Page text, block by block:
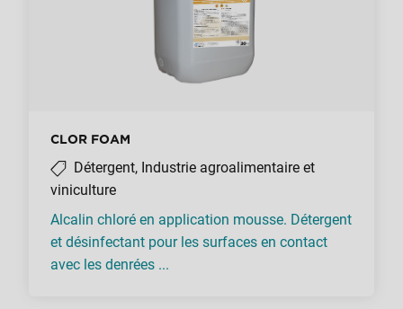
CLOR FOAM
Détergent, Industrie agroalimentaire et
viniculture
Alcalin chloré en application mousse. Détergent
et désinfectant pour les surfaces en contact
avec les denrées ...